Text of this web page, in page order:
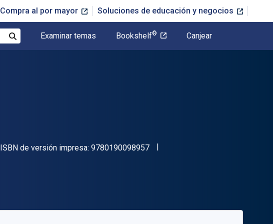
Compra al por mayor Soluciones de educación y negocios
Examinar temas Bookshelf® Canjear
ISBN de versión impresa: 9780190098957"ISBN-13 9780190098957"